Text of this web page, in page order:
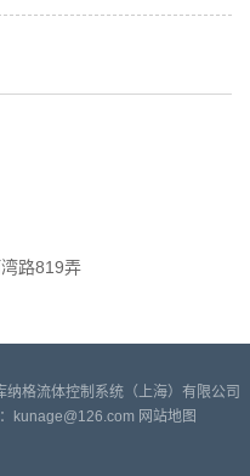
路819弄
格流体控制系统（上海）有限公司
kunage@126.com 网站地图